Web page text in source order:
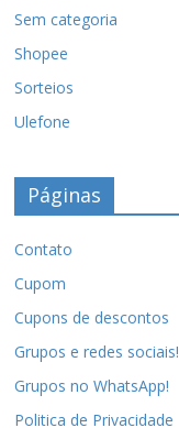
Sem categoria
Shopee
Sorteios
Ulefone
Páginas
Contato
Cupom
Cupons de descontos
Grupos e redes sociais!
Grupos no WhatsApp!
Politica de Privacidade